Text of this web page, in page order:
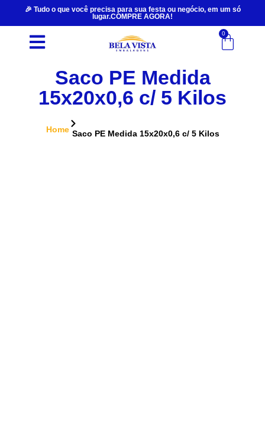
🎉 Tudo o que você precisa para sua festa ou negócio, em um só
lugar.COMPRE AGORA!
0
Saco PE Medida
15x20x0,6 c/ 5 Kilos
Home Saco PE Medida 15x20x0,6 c/ 5 Kilos